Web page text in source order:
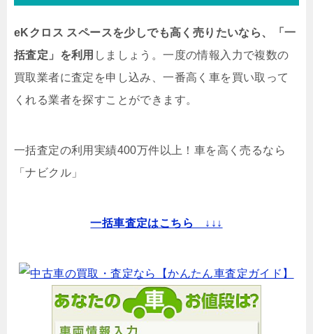
eKクロス スペースを少しでも高く売りたいなら、「一
括査定」を利用 しましょう。一度の情報入力で複数の
買取業者に査定を申し込み、一番高く車を買い取って
くれる業者を探すことができます。
一括査定の利用実績400万件以上！ 車を高く売るなら
「ナビクル」
一括車査定はこちら ↓↓↓